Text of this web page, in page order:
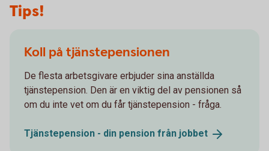
Tips!
Koll på tjänstepensionen
De flesta arbetsgivare erbjuder sina anställda
tjänstepension. Den är en viktig del av pensionen så
om du inte vet om du får tjänstepension - fråga.
Tjänstepension - din pension från jobbet